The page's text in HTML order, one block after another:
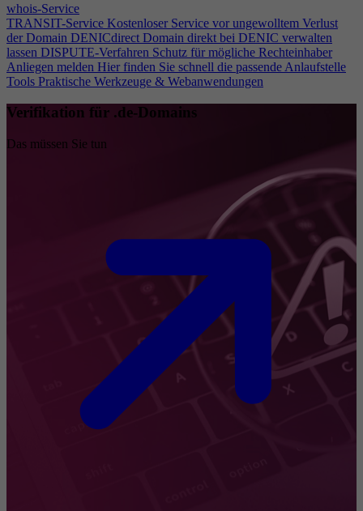
whois-Service
TRANSIT-Service Kostenloser Service vor ungewolltem Verlust
der Domain DENICdirect Domain direkt bei DENIC verwalten
lassen DISPUTE-Verfahren Schutz für mögliche Rechteinhaber
Anliegen melden Hier finden Sie schnell die passende Anlaufstelle
Tools Praktische Werkzeuge & Webanwendungen
Verifikation für .de-Domains
Das müssen Sie tun